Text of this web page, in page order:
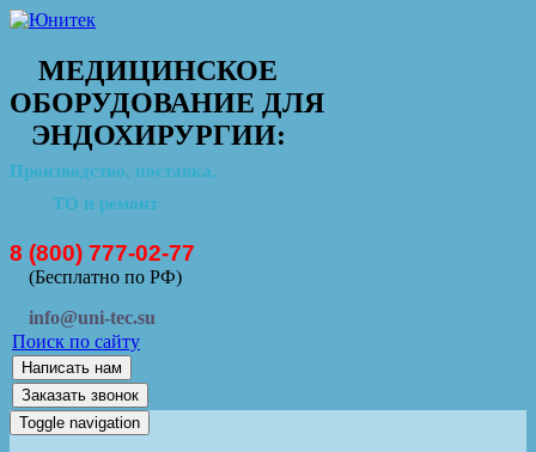
МЕДИЦИНСКОЕ
ОБОРУДОВАНИЕ ДЛЯ
ЭНДОХИРУРГИИ:
Производство, поставка,
ТО и ремонт
8 (800) 777-02-77
(Бесплатно по РФ)
info@uni-tec.su
Поиск по сайту
Написать нам
Заказать звонок
Toggle navigation